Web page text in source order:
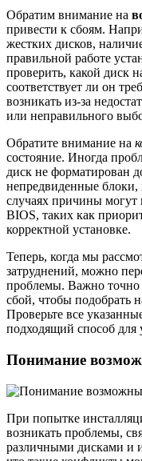
Обратим внимание на
привести к сбоям.
жестких дисков,
правильной работе
проверить, какой диск
соответствует ли он
возникать из-за
или неправильного
Обратите внимание на
состояние. Иногда
диск не форматирован
непредвиденные блоки,
случаях причины могут
BIOS, таких как
корректной установке.
Теперь, когда мы
затруднений, можно
проблемы. Важно точно
сбой, чтобы подобрать
Проверьте все
подходящий способ для
Понимание
При попытке
возникать проблемы,
различными дисками и